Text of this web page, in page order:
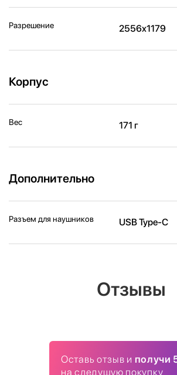
Разрешение 2556x1179
Корпус
Вес 171 г
Дополнительно
Разъем для наушников USB Type-C
Отзывы
Оставь отзыв и получи
на следущую покупку